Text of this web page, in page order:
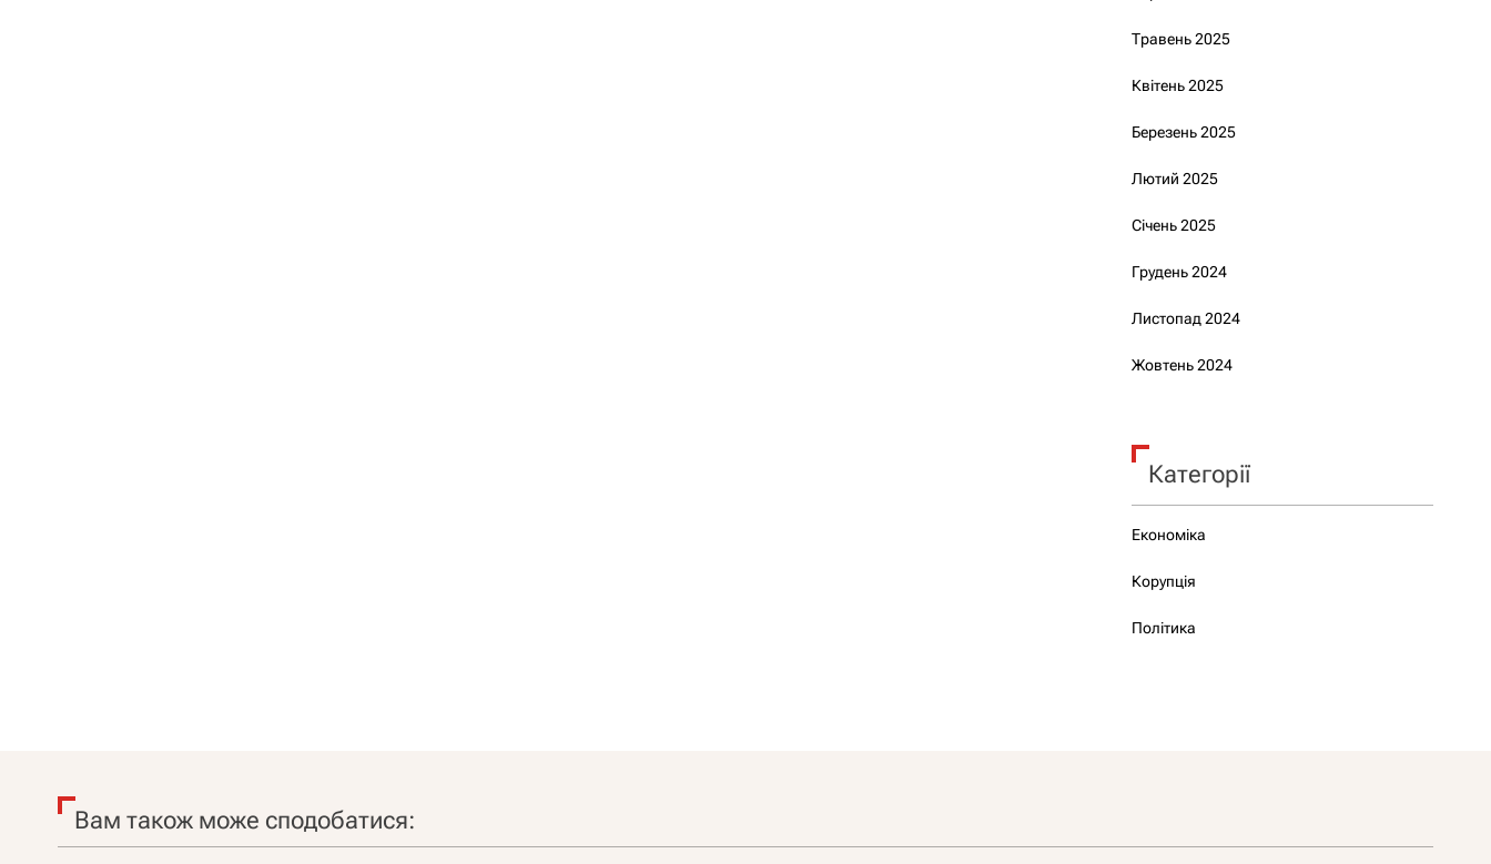
Травень 2025
Квітень 2025
Березень 2025
Лютий 2025
Січень 2025
Грудень 2024
Листопад 2024
Жовтень 2024
Категорії
Економіка
Корупція
Політика
Вам також може сподобатися: